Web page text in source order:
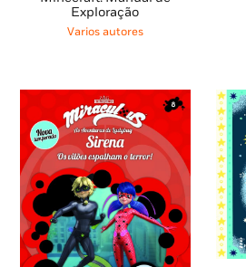
original
era:
Exploração
Varios autores